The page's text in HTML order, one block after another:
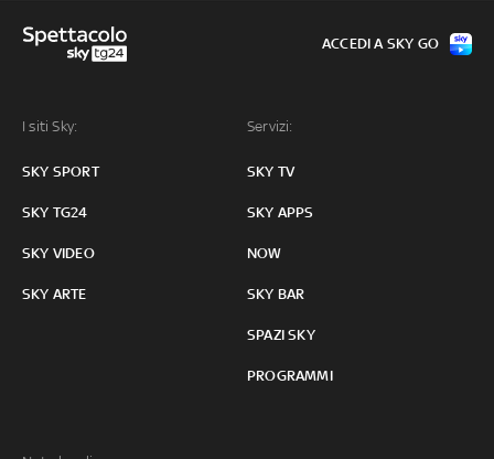
I siti Sky:
SKY SPORT
SKY TG24
SKY VIDEO
SKY ARTE
Servizi:
SKY TV
SKY APPS
NOW
SKY BAR
SPAZI SKY
PROGRAMMI
ACCEDI A SKY GO